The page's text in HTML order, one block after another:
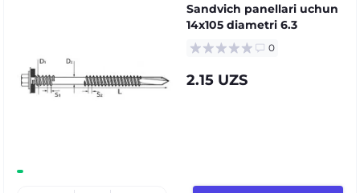
Sandvich panellari uchun
14x105 diametri 6.3
0
2.15 UZS